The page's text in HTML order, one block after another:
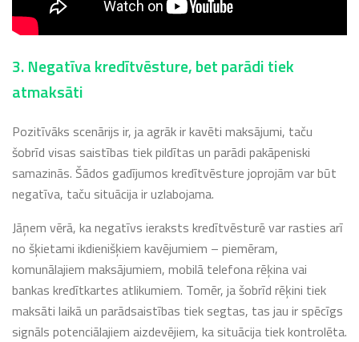
3. Negatīva kredītvēsture, bet parādi tiek
atmaksāti
Pozitīvāks scenārijs ir, ja agrāk ir kavēti maksājumi, taču
šobrīd visas saistības tiek pildītas un parādi pakāpeniski
samazinās. Šādos gadījumos kredītvēsture joprojām var būt
negatīva, taču situācija ir uzlabojama.
Jāņem vērā, ka negatīvs ieraksts kredītvēsturē var rasties arī
no šķietami ikdienišķiem kavējumiem – piemēram,
komunālajiem maksājumiem, mobilā telefona rēķina vai
bankas kredītkartes atlikumiem. Tomēr, ja šobrīd rēķini tiek
maksāti laikā un parādsaistības tiek segtas, tas jau ir spēcīgs
signāls potenciālajiem aizdevējiem, ka situācija tiek kontrolēta.